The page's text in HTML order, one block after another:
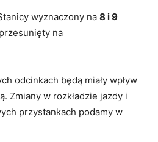
wyznaczony na 8 i 9
na
odcinkach będą miały wpływ
Zmiany w rozkładzie jazdy i
przystankach podamy w